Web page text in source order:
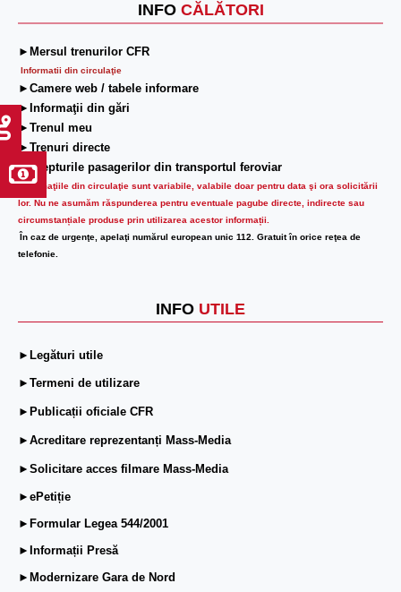
INFO CĂLĂTORI
►Mersul trenurilor CFR
Informatii din circulaţie
►Camere web / tabele informare
►Informaţii din gări
►Trenul meu
►Trenuri directe
►Drepturile pasagerilor din transportul feroviar
Informaţiile din circulaţie sunt variabile, valabile doar pentru data şi ora solicitării
lor. Nu ne asumăm răspunderea pentru eventuale pagube directe, indirecte sau
circumstanțiale produse prin utilizarea acestor informații.
În caz de urgenţe, apelaţi numărul european unic 112. Gratuit în orice reţea de
telefonie.
INFO UTILE
►Legături utile
►Termeni de utilizare
►Publicații oficiale CFR
►Acreditare reprezentanți Mass-Media
►Solicitare acces filmare Mass-Media
►ePetiție
►Formular Legea 544/2001
►Informații Presă
►Modernizare Gara de Nord